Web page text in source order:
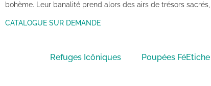
bohème. Leur banalité prend alors des airs de trésors sacrés,
CATALOGUE SUR DEMANDE
Refuges Icôniques Poupées FéEtiche